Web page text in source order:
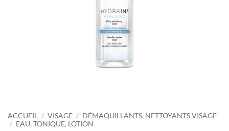
ACCUEIL / VISAGE / DÉMAQUILLANTS, NETTOYANTS VISAGE
/ EAU, TONIQUE, LOTION